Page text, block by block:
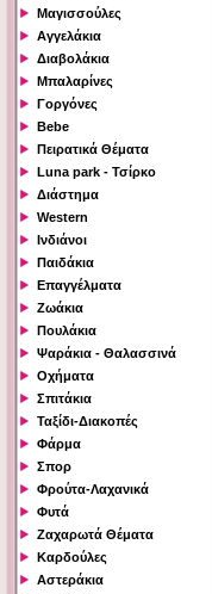
Μαγισσούλες
Αγγελάκια
Διαβολάκια
Μπαλαρίνες
Γοργόνες
Bebe
Πειρατικά Θέματα
Luna park - Τσίρκο
Διάστημα
Western
Ινδιάνοι
Παιδάκια
Επαγγέλματα
Ζωάκια
Πουλάκια
Ψαράκια - Θαλασσινά
Οχήματα
Σπιτάκια
Ταξίδι-Διακοπές
Φάρμα
Σπορ
Φρούτα-Λαχανικά
Φυτά
Ζαχαρωτά Θέματα
Καρδούλες
Αστεράκια